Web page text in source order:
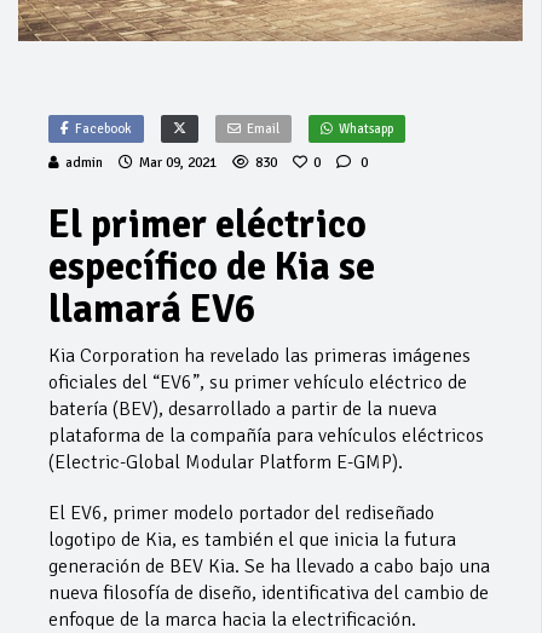
Facebook Email Whatsapp
admin Mar 09, 2021 830 0 0
El primer eléctrico
específico de Kia se
llamará EV6
Kia Corporation ha revelado las primeras imágenes
oficiales del “EV6”, su primer vehículo eléctrico de
batería (BEV), desarrollado a partir de la nueva
plataforma de la compañía para vehículos eléctricos
(Electric-Global Modular Platform E-GMP).
El EV6, primer modelo portador del rediseñado
logotipo de Kia, es también el que inicia la futura
generación de BEV Kia. Se ha llevado a cabo bajo una
nueva filosofía de diseño, identificativa del cambio de
enfoque de la marca hacia la electrificación.